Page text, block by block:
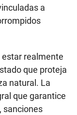
a
realmente
que proteja
natural. La
que garantice
sanciones